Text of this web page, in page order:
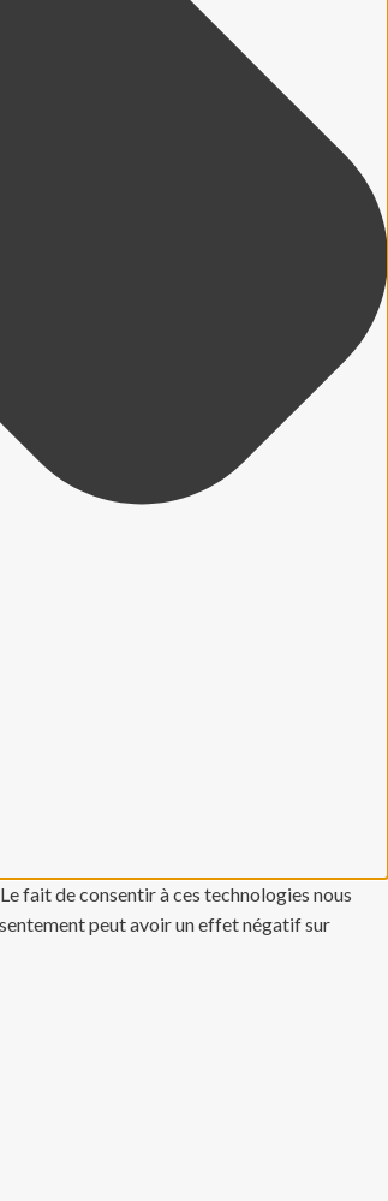
fait de consentir à ces technologies nous
peut avoir un effet négatif sur